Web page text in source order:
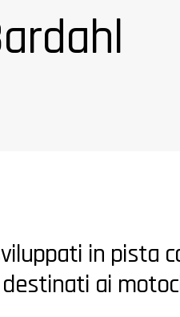
in pista
destinati ai